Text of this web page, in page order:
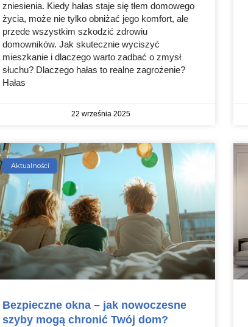
zniesienia. Kiedy hałas staje się tłem domowego
życia, może nie tylko obniżać jego komfort, ale
przede wszystkim szkodzić zdrowiu
domowników. Jak skutecznie wyciszyć
mieszkanie i dlaczego warto zadbać o zmysł
słuchu? Dlaczego hałas to realne zagrożenie?
Hałas
22 września 2025
Aktualności
Bezpieczne okna – jak nowoczesne
szyby mogą chronić Twój dom?